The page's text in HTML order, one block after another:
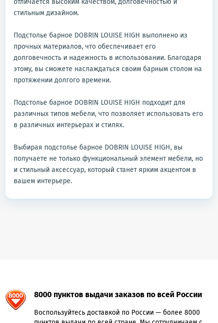
отличается высоким качеством, долговечностью и
стильным дизайном.
Подстолье барное DOBRIN LOUISE HIGH выполнено из
прочных материалов, что обеспечивает его
долговечность и надежность в использовании. Благодаря
этому, вы сможете наслаждаться своим барным столом на
протяжении долгого времени.
Подстолье барное DOBRIN LOUISE HIGH подходит для
различных типов мебели, что позволяет использовать его
в различных интерьерах и стилях.
Выбирая подстолье барное DOBRIN LOUISE HIGH, вы
получаете не только функциональный элемент мебели, но
и стильный аксессуар, который станет ярким акцентом в
вашем интерьере.
8000 пунктов выдачи заказов по всей России
Воспользуйтесь доставкой по России — более 8000